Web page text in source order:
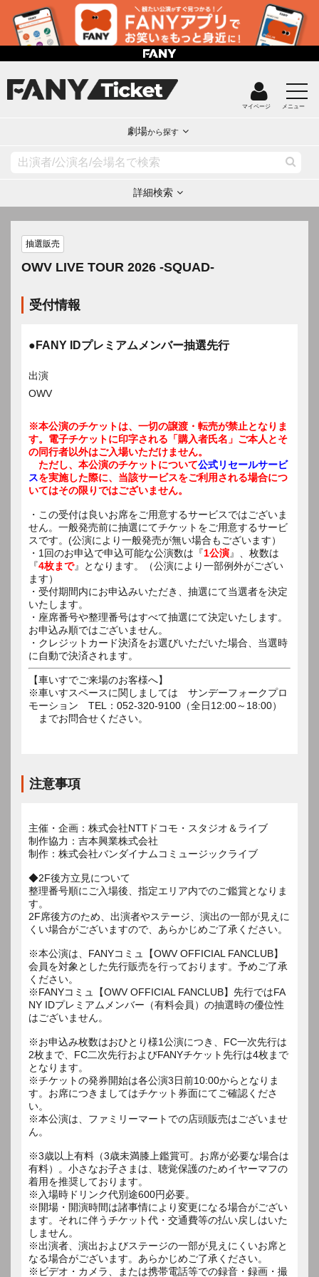
マイページ メニュー
劇場から探す
詳細検索
抽選販売
OWV LIVE TOUR 2026 -SQUAD-
受付情報
●FANY IDプレミアムメンバー抽選先行
出演
OWV
※本公演のチケットは、一切の譲渡・転売が禁止となりま
す。電子チケットに印字される「購入者氏名」ご本人とそ
の同行者以外はご入場いただけません。
ただし、本公演のチケットについて公式リセールサービ
スを実施した際に、当該サービスをご利用される場合につ
いてはその限りではございません。
・この受付は良いお席をご用意するサービスではございま
せん。一般発売前に抽選にてチケットをご用意するサービ
スです。(公演により一般発売が無い場合もございます）
・1回のお申込で申込可能な公演数は『1公演』、枚数は
『4枚まで』となります。（公演により一部例外がござい
ます）
・受付期間内にお申込みいただき、抽選にて当選者を決定
いたします。
・座席番号や整理番号はすべて抽選にて決定いたします。
お申込み順ではございません。
・クレジットカード決済をお選びいただいた場合、当選時
に自動で決済されます。
【車いすでご来場のお客様へ】
※車いすスペースに関しましては サンデーフォークプロ
モーション TEL：052-320-9100（全日12:00～18:00）
までお問合せください。
注意事項
主催・企画：株式会社NTTドコモ・スタジオ＆ライブ
制作協力：吉本興業株式会社
制作：株式会社バンダイナムコミュージックライブ
◆2F後方立見について
整理番号順にご入場後、指定エリア内でのご鑑賞となりま
す。
2F席後方のため、出演者やステージ、演出の一部が見えに
くい場合がございますので、あらかじめご了承ください。
※本公演は、FANYコミュ【OWV OFFICIAL FANCLUB】
会員を対象とした先行販売を行っております。予めご了承
ください。
※FANYコミュ【OWV OFFICIAL FANCLUB】先行ではFA
NY IDプレミアムメンバー（有料会員）の抽選時の優位性
はございません。
※お申込み枚数はおひとり様1公演につき、FC一次先行は
2枚まで、FC二次先行およびFANYチケット先行は4枚まで
となります。
※チケットの発券開始は各公演3日前10:00からとなりま
す。お席につきましてはチケット券面にてご確認くださ
い。
※本公演は、ファミリーマートでの店頭販売はございませ
ん。
※3歳以上有料（3歳未満膝上鑑賞可。お席が必要な場合は
有料）。小さなお子さまは、聴覚保護のためイヤーマフの
着用を推奨しております。
※入場時ドリンク代別途600円必要。
※開場・開演時間は諸事情により変更になる場合がござい
ます。それに伴うチケット代・交通費等の払い戻しはいた
しません。
※出演者、演出およびステージの一部が見えにくいお席と
なる場合がございます。あらかじめご了承ください。
※ビデオ・カメラ、または携帯電話等での録音・録画・撮